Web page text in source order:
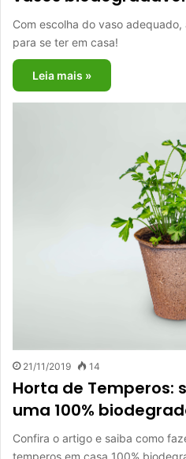
Com escolha do vaso
para se ter em casa!
Leia mais »
21/11/2019 14
Horta de Temperos:
uma 100%
Confira o artigo e saiba como
temperos em casa 100%